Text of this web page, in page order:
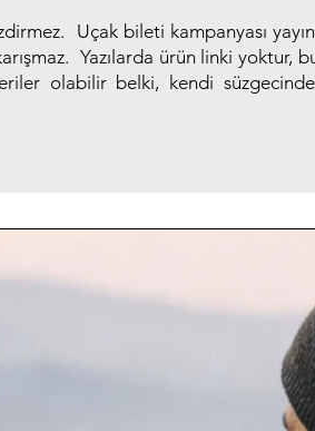
Uçak bileti kampanyası
Yazılarda ürün linki yoktur,
olabilir belki, kendi